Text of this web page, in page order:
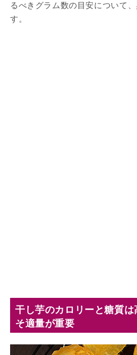
るべきグラム数の目安について
す。
干し芋のカロリーと糖質は
そ適量が重要